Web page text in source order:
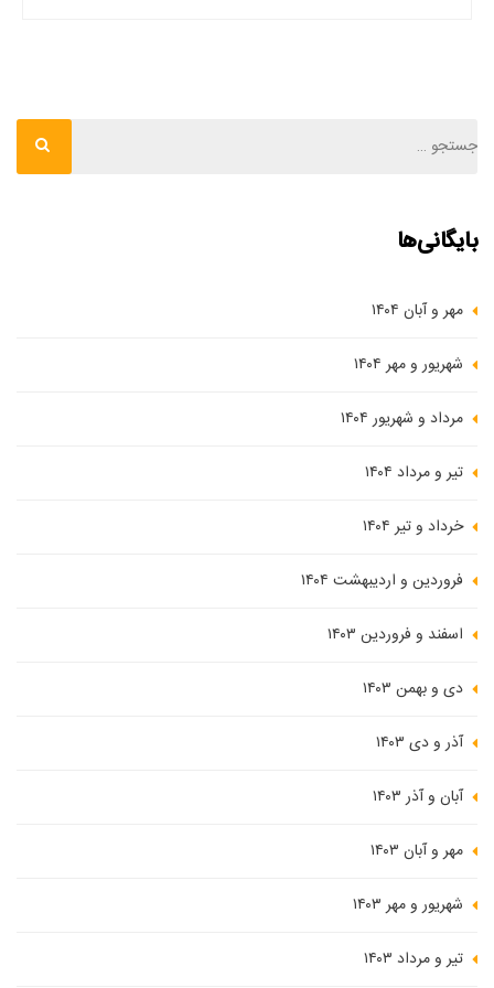
بایگانی‌ها
مهر و آبان ۱۴۰۴
شهریور و مهر ۱۴۰۴
مرداد و شهریور ۱۴۰۴
تیر و مرداد ۱۴۰۴
خرداد و تیر ۱۴۰۴
فروردین و اردیبهشت ۱۴۰۴
اسفند و فروردین ۱۴۰۳
دی و بهمن ۱۴۰۳
آذر و دی ۱۴۰۳
آبان و آذر ۱۴۰۳
مهر و آبان ۱۴۰۳
شهریور و مهر ۱۴۰۳
تیر و مرداد ۱۴۰۳